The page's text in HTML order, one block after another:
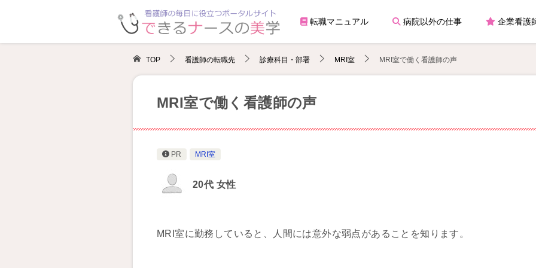
転職マニュアル 病院以外の仕事 企業看護
TOP 看護師の転職先 診療科目・部署 MRI室 MRI室で働く看護師の声
MRI室で働く看護師の声
PR MRI室
20代 女性
MRI室に勤務していると、人間には意外な弱点があることを知ります。